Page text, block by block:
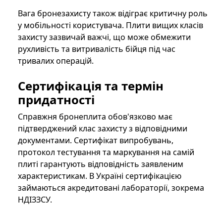
Вага бронезахисту також відіграє критичну роль
у мобільності користувача. Плити вищих класів
захисту зазвичай важчі, що може обмежити
рухливість та витривалість бійця під час
тривалих операцій.
Сертифікація та термін
придатності
Справжня бронеплита обов'язково має
підтверджений клас захисту з відповідними
документами. Сертифікат випробувань,
протокол тестування та маркування на самій
плиті гарантують відповідність заявленим
характеристикам. В Україні сертифікацією
займаються акредитовані лабораторії, зокрема
НДІЗЗСУ.